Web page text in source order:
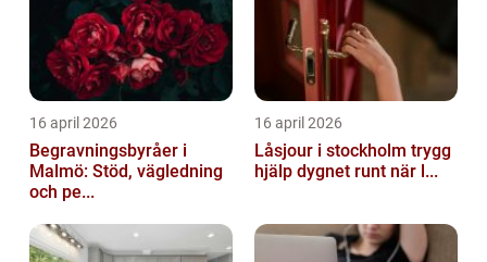
16 april 2026
Begravningsbyråer i
Malmö: Stöd, vägledning
och pe...
16 april 2026
Låsjour i stockholm trygg
hjälp dygnet runt när l...